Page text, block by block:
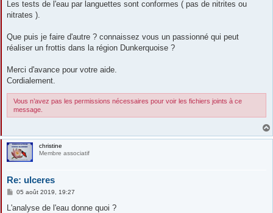
Les tests de l'eau par languettes sont conformes ( pas de nitrites ou
nitrates ).
Que puis je faire d'autre ? connaissez vous un passionné qui peut
réaliser un frottis dans la région Dunkerquoise ?
Merci d'avance pour votre aide.
Cordialement.
Vous n’avez pas les permissions nécessaires pour voir les fichiers joints à ce
message.
christine
Membre associatif
Re: ulceres
M
s
05 août 2019, 19:27
L'analyse de l'eau donne quoi ?